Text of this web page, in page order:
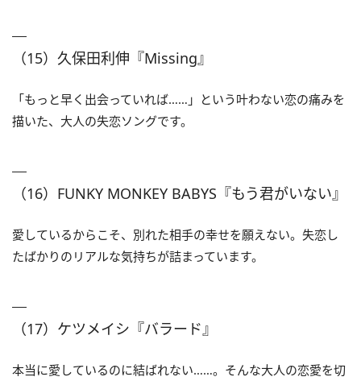
（15）久保田利伸『Missing』
「もっと早く出会っていれば……」という叶わない恋の痛みを
描いた、大人の失恋ソングです。
（16）FUNKY MONKEY BABYS『もう君がいない』
愛しているからこそ、別れた相手の幸せを願えない。失恋し
たばかりのリアルな気持ちが詰まっています。
（17）ケツメイシ『バラード』
本当に愛しているのに結ばれない……。そんな大人の恋愛を切